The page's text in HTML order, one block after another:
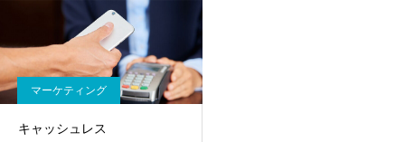
マーケティング
キャッシュレス